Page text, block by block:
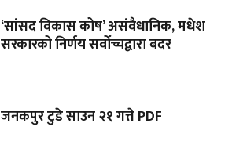
‘सांसद विकास कोष’ असंवैधानिक, मधेश
सरकारको निर्णय सर्वोच्चद्वारा बदर
जनकपुर टुडे साउन २१ गत्ते PDF